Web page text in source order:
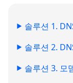
솔루션 1.
솔루션 2.
솔루션 3. 모